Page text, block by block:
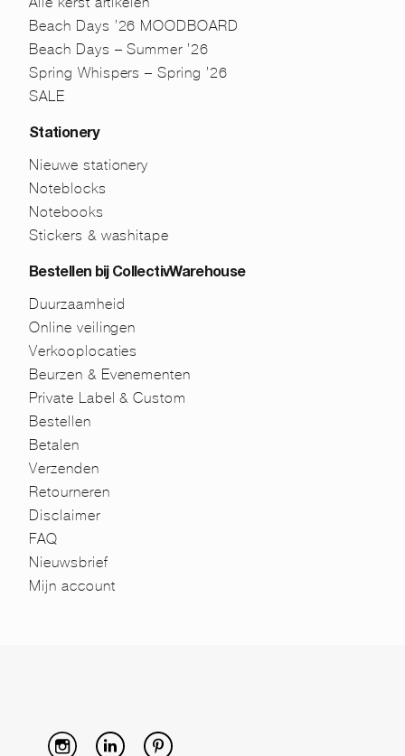
Beach Days ’26 MOODBOARD
Beach Days – Summer ’26
Spring Whispers – Spring ’26
SALE
Stationery
Nieuwe stationery
Noteblocks
Notebooks
Stickers & washitape
Bestellen bij CollectivWarehouse
Duurzaamheid
Online veilingen
Verkooplocaties
Beurzen & Evenementen
Private Label & Custom
Bestellen
Betalen
Verzenden
Retourneren
Disclaimer
FAQ
Nieuwsbrief
Mijn account